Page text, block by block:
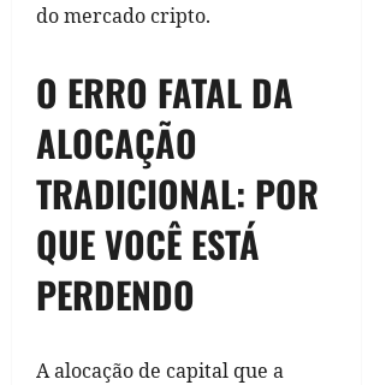
do mercado cripto.
O ERRO FATAL DA
ALOCAÇÃO
TRADICIONAL: POR
QUE VOCÊ ESTÁ
PERDENDO
A alocação de capital que a